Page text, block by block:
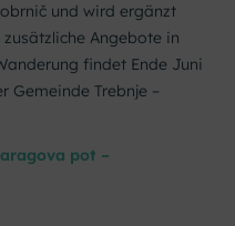
und wird ergänzt
Angebote in
findet Ende Juni
Gemeinde Trebnje –
pot –